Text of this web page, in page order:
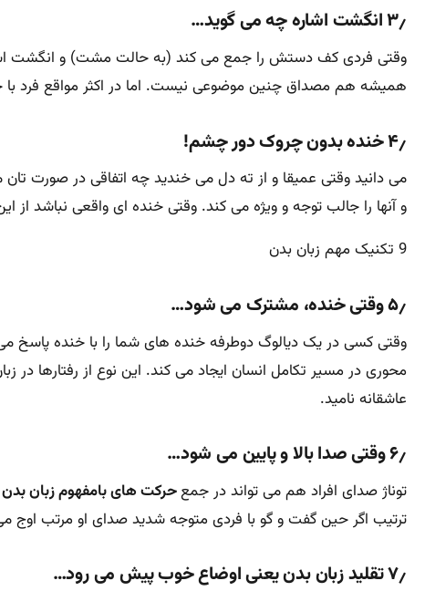
۳٫ انگشت اشاره چه می گوید…
وقتی فردی کف دستش را جمع می کند (به حالت مشت) و انگشت
همیشه هم مصداق چنین موضوعی نیست. اما در اکثر مواقع فرد
۴٫ خنده بدون چروک دور چشم!
می دانید وقتی عمیقا و از ته دل می خندید چه اتفاقی در صورت
و آنها را جالب توجه و ویژه می کند. وقتی خنده ای واقعی نباشد
9 تکنیک مهم زبان بدن
۵٫ وقتی خنده، مشترک می شود…
وقتی کسی در یک دیالوگ دوطرفه خنده های شما را با خنده پاسخ
محوری در مسیر تکامل انسان ایجاد می کند. این نوع از رفتارها
عاشقانه نامید.
۶٫ وقتی صدا بالا و پایین می شود…
توناژ صدای افراد هم می تواند در جمعحرکت های بامفهوم زبان بدن
ترتیب اگر حین گفت و گو با فردی متوجه شدید صدای او مرتب اوج
۷٫ تقلید زبان بدن یعنی اوضاع خوب پیش می رود…